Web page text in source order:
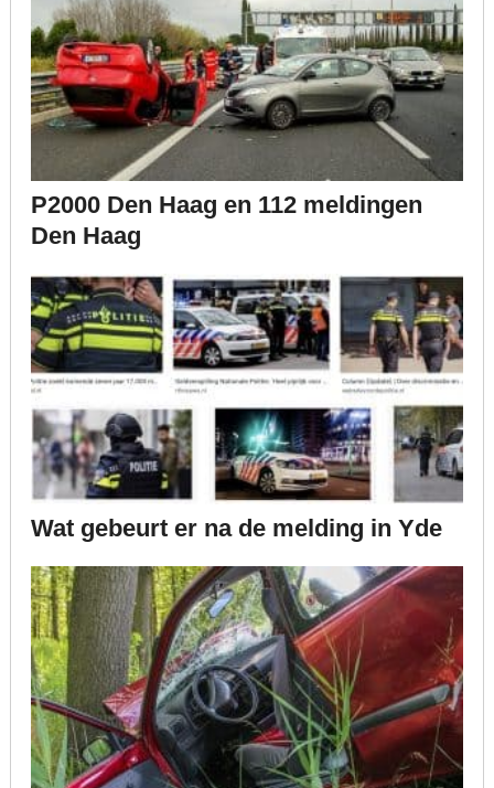
P2000 Den Haag en 112 meldingen
Den Haag
Wat gebeurt er na de melding in Yde